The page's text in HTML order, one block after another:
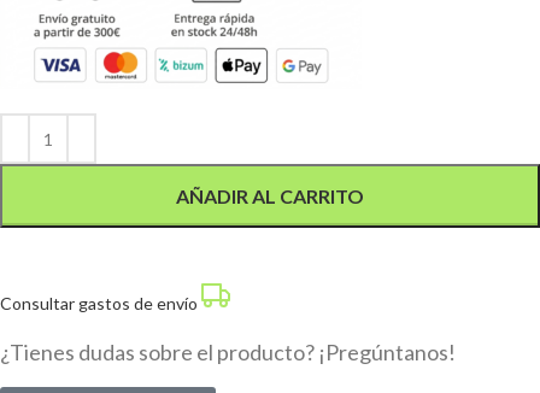
AÑADIR AL CARRITO
Consultar gastos de envío
¿Tienes dudas sobre el producto? ¡Pregúntanos!